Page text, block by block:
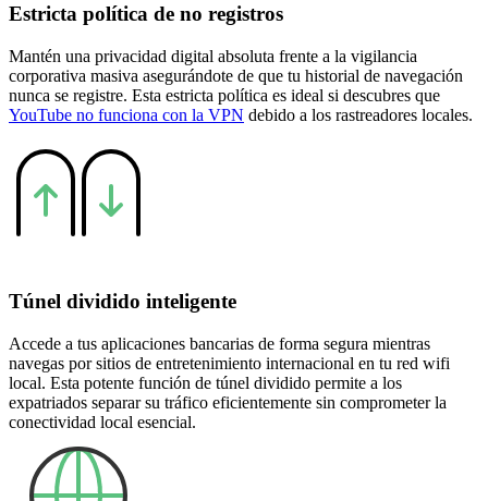
Estricta política de no registros
Mantén una privacidad digital absoluta frente a la vigilancia
corporativa masiva asegurándote de que tu historial de navegación
nunca se registre. Esta estricta política es ideal si descubres que
YouTube no funciona con la VPN debido a los rastreadores locales.
Túnel dividido inteligente
Accede a tus aplicaciones bancarias de forma segura mientras
navegas por sitios de entretenimiento internacional en tu red wifi
local. Esta potente función de túnel dividido permite a los
expatriados separar su tráfico eficientemente sin comprometer la
conectividad local esencial.